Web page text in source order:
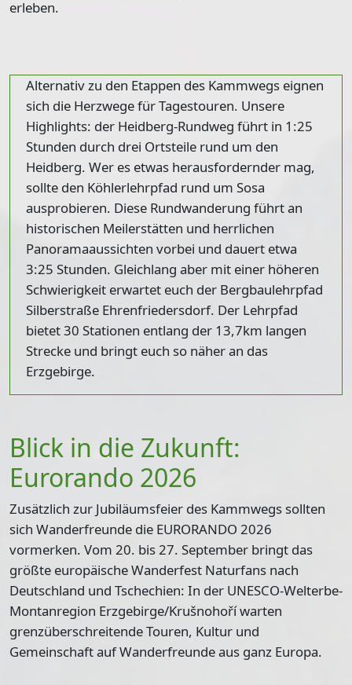
erleben.
Alternativ zu den Etappen des Kammwegs eignen
sich die Herzwege für Tagestouren. Unsere
Highlights: der Heidberg-Rundweg führt in 1:25
Stunden durch drei Ortsteile rund um den
Heidberg. Wer es etwas herausfordernder mag,
sollte den Köhlerlehrpfad rund um Sosa
ausprobieren. Diese Rundwanderung führt an
historischen Meilerstätten und herrlichen
Panoramaaussichten vorbei und dauert etwa
3:25 Stunden. Gleichlang aber mit einer höheren
Schwierigkeit erwartet euch der Bergbaulehrpfad
Silberstraße Ehrenfriedersdorf. Der Lehrpfad
bietet 30 Stationen entlang der 13,7km langen
Strecke und bringt euch so näher an das
Erzgebirge.
Blick in die Zukunft:
Eurorando 2026
Zusätzlich zur Jubiläumsfeier des Kammwegs sollten
sich Wanderfreunde die EURORANDO 2026
vormerken. Vom 20. bis 27. September bringt das
größte europäische Wanderfest Naturfans nach
Deutschland und Tschechien: In der UNESCO-Welterbe-
Montanregion Erzgebirge/Krušnohoří warten
grenzüberschreitende Touren, Kultur und
Gemeinschaft auf Wan­derfreunde aus ganz Europa.